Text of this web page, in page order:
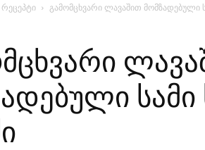
რეცეპტი გამომცხვარი ლავაშით მომზადებული
სამი